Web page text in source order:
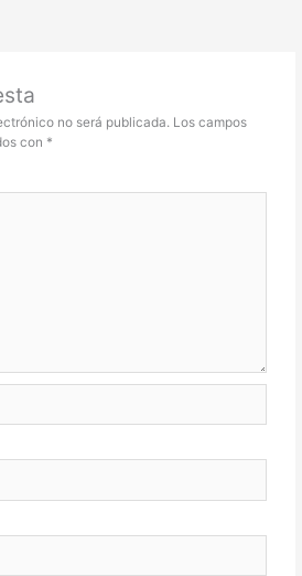
no será publicada. Los campos
con *